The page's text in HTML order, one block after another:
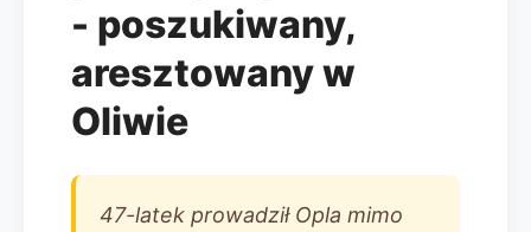
- poszukiwany,
aresztowany w
Oliwie
47-latek prowadził Opla mimo